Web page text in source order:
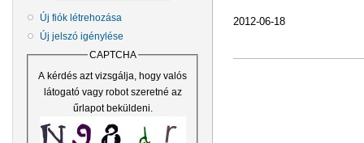
Új fiók létrehozása
Új jelszó igénylése
CAPTCHA
A kérdés azt vizsgálja, hogy valós
látogató vagy robot szeretné az
űrlapot beküldeni.
2012-06-18